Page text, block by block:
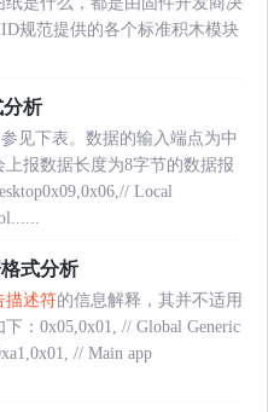
规范提供的各个标准积木模块
析
见下表。数据的输入端点为中
报数据长度为8字节的数据报
Local
式分析
描述符的信息解释，其并不适用
：0x05,0x01, // Global Generic
// Main app